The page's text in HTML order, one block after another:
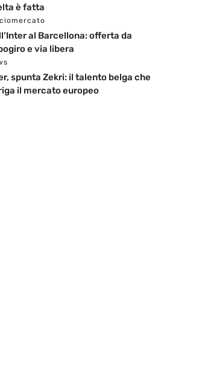
è fatta
al Barcellona: offerta da
e via libera
spunta Zekri: il talento belga che
il mercato europeo